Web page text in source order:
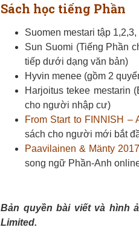
Sách học tiếng Phần
Suomen mestari tập
Sun Suomi (Tiếng Phần
tiếp dưới dạng văn bản)
Hyvin menee (gồm 2
Harjoitus tekee mestarin
cho người nhập cư)
From Start to FINNISH –
sách cho người mới bắt
Paavilainen & Mänty
song ngữ Phần-Anh
Bản quyền bài viết và hình
Limited.